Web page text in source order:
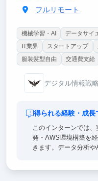
フルリモート
機械学習・AI データサイ
IT業界
スタートアップ
服装髪型自由
交通費支給
デジタル情報戦
得られる経験・成長
このインターンでは
発・AWS環境構築を
きます。データ分析や